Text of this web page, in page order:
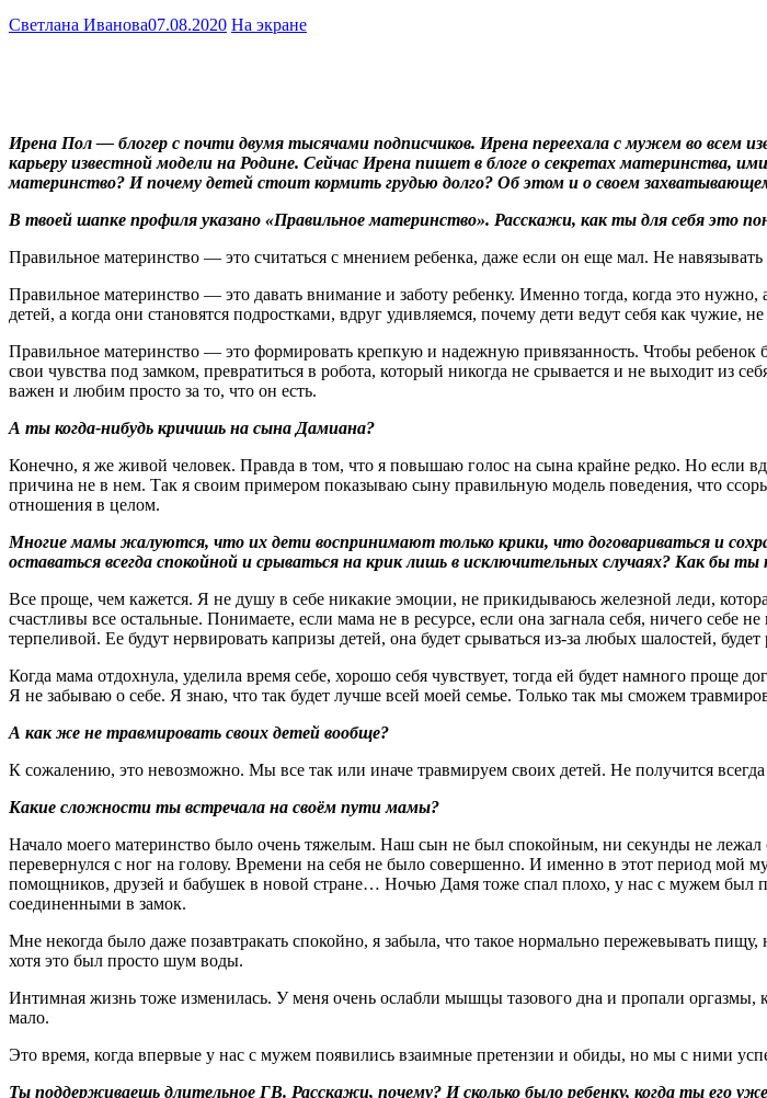
Светлана Иванова07.08.2020 На экране
Ирена Пол— блогер с почти двумя тысячами подписчиков. Ирена переехала с мужем во всем
карьеру известной модели на Родине. Сейчас Ирена пишет в блоге о секретах материнства,
материнство? И почему детей стоит кормить грудью долго? Об этом и о своем
В твоей шапке профиля указано «Правильное материнство». Расскажи, как ты для себя это
Правильное материнство — это считаться с мнением ребенка, даже если он еще мал. Не
Правильное материнство — это давать внимание и заботу ребенку. Именно тогда, когда это
детей, а когда они становятся подростками, вдруг удивляемся, почему дети ведут себя как чужие,
Правильное материнство — это формировать крепкую и надежную привязанность. Чтобы ребенок
свои чувства под замком, превратиться в робота, который никогда не срывается и не выходит из
важен и любим просто за то, что он есть.
А ты когда-нибудь кричишь на сына Дамиана?
Конечно, я же живой человек. Правда в том, что я повышаю голос на сына крайне редко. Но если
причина не в нем. Так я своим примером показываю сыну правильную модель поведения, что
отношения в целом.
Многие мамы жалуются, что их дети воспринимают только крики, что договариваться и
оставаться всегда спокойной и срываться на крик лишь в исключительных случаях? Как бы ты
Все проще, чем кажется. Я не душу в себе никакие эмоции, не прикидываюсь железной леди,
счастливы все остальные. Понимаете, если мама не в ресурсе, если она загнала себя, ничего себе
терпеливой. Ее будут нервировать капризы детей, она будет срываться из-за любых шалостей,
Когда мама отдохнула, уделила время себе, хорошо себя чувствует, тогда ей будет намного проще
Я не забываю о себе. Я знаю, что так будет лучше всей моей семье. Только так мы сможем
А как же не травмировать своих детей вообще?
К сожалению, это невозможно. Мы все так или иначе травмируем своих детей. Не получится
Какие сложности ты встречала на своём пути мамы?
Начало моего материнство было очень тяжелым. Наш сын не был спокойным, ни секунды не
перевернулся с ног на голову. Времени на себя не было совершенно. И именно в этот период
помощников, друзей и бабушек в новой стране… Ночью Дамя тоже спал плохо, у нас с мужем был
соединенными в замок.
Мне некогда было даже позавтракать спокойно, я забыла, что такое нормально пережевывать
хотя это был просто шум воды.
Интимная жизнь тоже изменилась. У меня очень ослабли мышцы тазового дна и пропали оргазмы,
мало.
Это время, когда впервые у нас с мужем появились взаимные претензии и обиды, но мы с ними
Ты поддерживаешь длительное ГВ. Расскажи, почему? И сколько было ребенку, когда ты его